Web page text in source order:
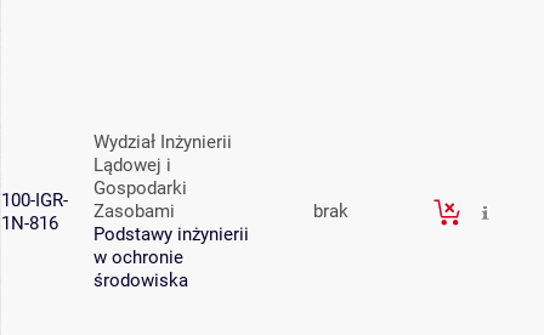
100-IGR-
1N-816
Wydział Inżynierii
Lądowej i
Gospodarki
Zasobami
Podstawy inżynierii
w ochronie
środowiska
brak